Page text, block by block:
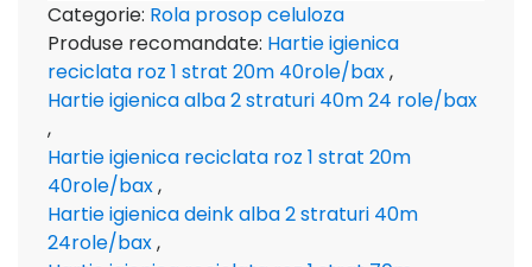
Categorie: Rola prosop celuloza
Produse recomandate: Hartie igienica
reciclata roz 1 strat 20m 40role/bax,
Hartie igienica alba 2 straturi 40m 24 role/bax
,
Hartie igienica reciclata roz 1 strat 20m
40role/bax,
Hartie igienica deink alba 2 straturi 40m
24role/bax,